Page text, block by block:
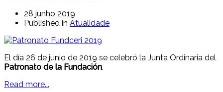
28 junho 2019
Published in Atualidade
El día 26 de junio de 2019 se celebró la Junta Ordinaria del
Patronato de la Fundación.
Read more...